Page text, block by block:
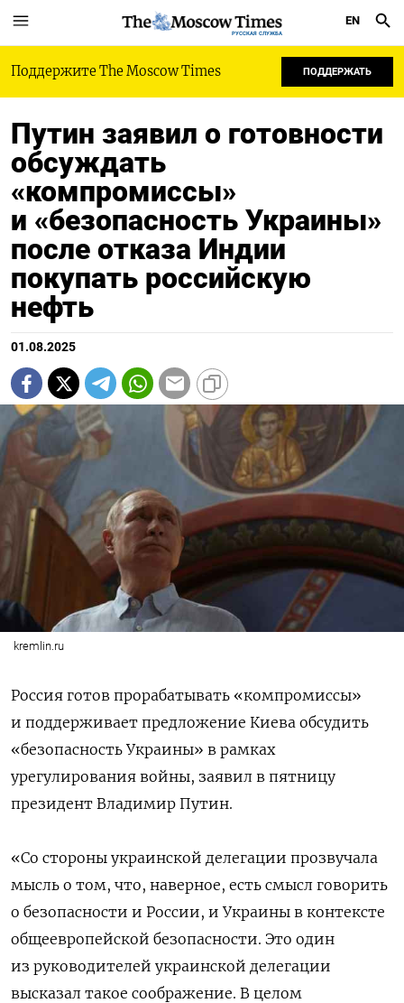
РУССКАЯ СЛУЖБА
EN
Поддержите The Moscow Times ПОДДЕРЖАТЬ
Путин заявил о готовности
обсуждать
«компромиссы»
и «безопасность Украины»
после отказа Индии
покупать российскую
нефть
01.08.2025
kremlin.ru
Россия готов прорабатывать «компромиссы»
и поддерживает предложение Киева обсудить
«безопасность Украины» в рамках
урегулирования войны, заявил в пятницу
президент Владимир Путин.
«Со стороны украинской делегации прозвучала
мысль о том, что, наверное, есть смысл говорить
о безопасности и России, и Украины в контексте
общеевропейской безопасности. Это один
из руководителей украинской делегации
высказал такое соображение. В целом